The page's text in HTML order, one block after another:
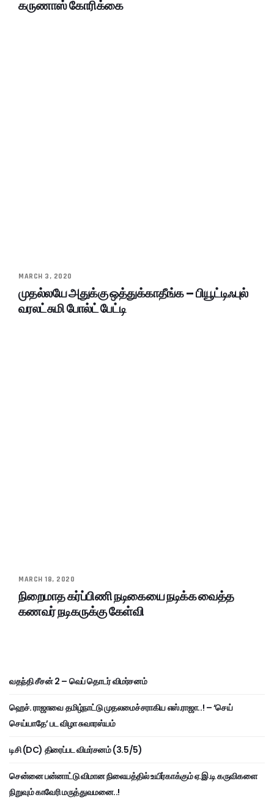
கருணாஸ் கோரிக்கை
MARCH 3, 2020
முதல்லயே அதுக்கு ஒத்துக்காதீங்க – பியூட்டிஃபுல்
வரலட்சுமி போல்ட் பேட்டி
MARCH 18, 2020
நிறைமாத கர்ப்பிணி நடிகையை நடிக்க வைத்த
கணவர் நடிகருக்கு கேள்வி
வதந்தி சீசன் 2 – வெப் தொடர் விமர்சனம்
ஹெச். ராஜாவை தமிழ்நாட்டு முதலமைச்சராகிய எஸ்.ராஜா..! – ‘செய்
செய்யாதே’ பட விழா சுவாரஸ்யம்
டிசி (DC) திரைப்பட விமர்சனம் (3.5/5)
சென்னை பன்னாட்டு விமான நிலையத்தில் உயிர்காக்கும் ஏ.இ.டி கருவிகளை
நிறுவும் காவேரி மருத்துவமனை..!